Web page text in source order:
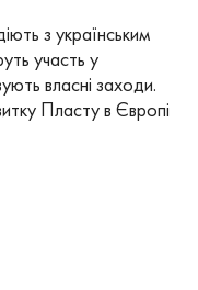
з українським
участь у
власні заходи.
Пласту в Європі